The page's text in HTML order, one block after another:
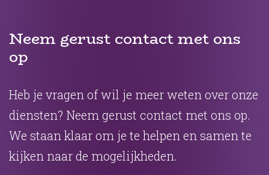
Neem gerust contact met ons
op
Heb je vragen of wil je meer weten over onze
diensten? Neem gerust contact met ons op.
We staan klaar om je te helpen en samen te
kijken naar de mogelijkheden.